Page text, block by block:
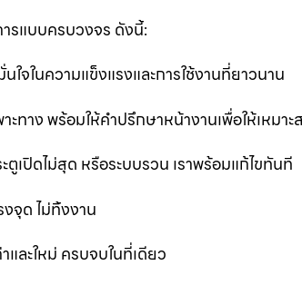
รแบบครบวงจร ดังนี้:
จในความแข็งแรงและการใช้งานที่ยาวนาน
ะทาง พร้อมให้คำปรึกษาหน้างานเพื่อให้เหม
ตูเปิดไม่สุด หรือระบบรวน เราพร้อมแก้ไขทันที
จุด ไม่ทิ้งงาน
และใหม่ ครบจบในที่เดียว